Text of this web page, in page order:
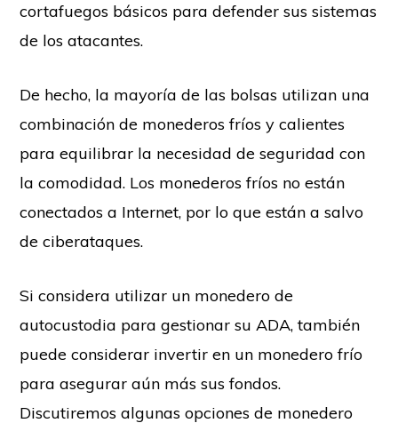
cortafuegos básicos para defender sus sistemas
de los atacantes.
De hecho, la mayoría de las bolsas utilizan una
combinación de monederos fríos y calientes
para equilibrar la necesidad de seguridad con
la comodidad. Los monederos fríos no están
conectados a Internet, por lo que están a salvo
de ciberataques.
Si considera utilizar un monedero de
autocustodia para gestionar su ADA, también
puede considerar invertir en un monedero frío
para asegurar aún más sus fondos.
Discutiremos algunas opciones de monedero